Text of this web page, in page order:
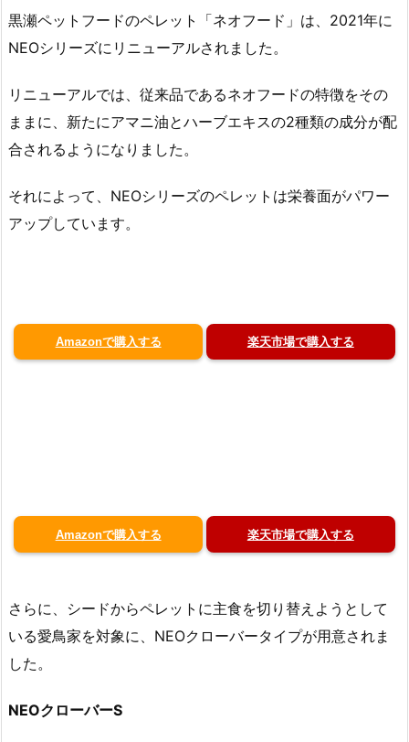
黒瀬ペットフードのペレット「ネオフード」は、2021年に
NEOシリーズにリニューアルされました。
リニューアルでは、従来品であるネオフードの特徴をその
ままに、新たにアマニ油とハーブエキスの2種類の成分が配
合されるようになりました。
それによって、NEOシリーズのペレットは栄養面がパワー
アップしています。
Amazonで購入する 楽天市場で購入する
Amazonで購入する 楽天市場で購入する
さらに、シードからペレットに主食を切り替えようとして
いる愛鳥家を対象に、NEOクローバータイプが用意されま
した。
NEOクローバーS